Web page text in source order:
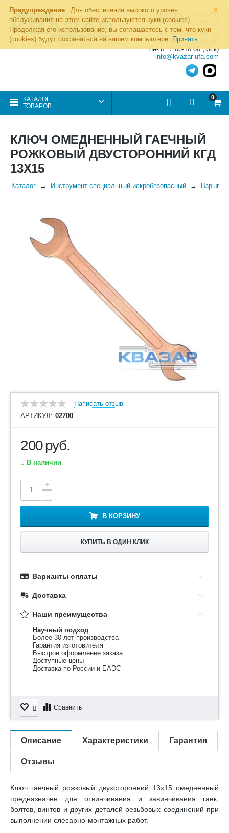
×
Предупреждение
Для обеспечения высокого уровня
обслуживания на этом сайте используются куки (cookies).
Продолжая его использование, вы соглашаетесь с тем, что куки
(cookies) будут сохраняться на вашем компьютере: Принять
8 (800) 700-19-50
8 (495) 255-77-08
8 (347) 225-00-52
8 (986) 963-95-80
Пн-пт: 7.00-16.00 (Мск)
info@kvazar-ufa.com
КАТАЛОГ
ТОВАРОВ
0
КЛЮЧ ОМЕДНЕННЫЙ ГАЕЧНЫЙ
РОЖКОВЫЙ ДВУСТОРОННИЙ КГД
13Х15
Каталог Инструмент специальный искробезопасный
Написать отзыв
АРТИКУЛ: 02700
200руб.
В наличии
+
−
В КОРЗИНУ
КУПИТЬ В ОДИН КЛИК
Варианты оплаты
Доставка
Наши преимущества
Научный подход
Более 30 лет производства
Гарантия изготовителя
Быстрое оформление заказа
Доступные цены
Доставка по России и ЕАЭС
Сравнить
Описание Характеристики Гарантия
Отзывы
Ключ гаечный рожковый двухсторонний 13х15 омедненный
предназначен для отвинчивания и завинчивания гаек,
болтов, винтов и других деталей резьбовых соединений при
выполнении слесарно-монтажных работ.